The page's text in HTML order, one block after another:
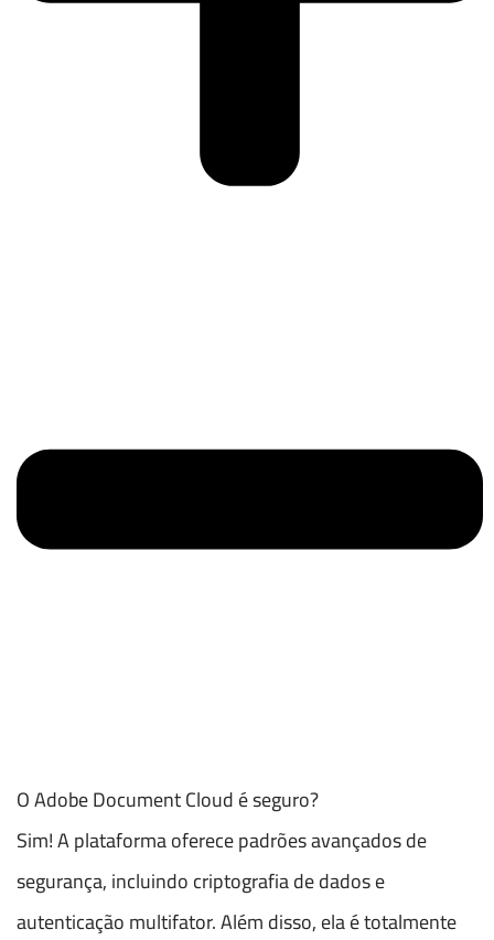
O Adobe Document Cloud é seguro?
Sim! A plataforma oferece padrões avançados de
segurança, incluindo criptografia de dados e
autenticação multifator. Além disso, ela é totalmente